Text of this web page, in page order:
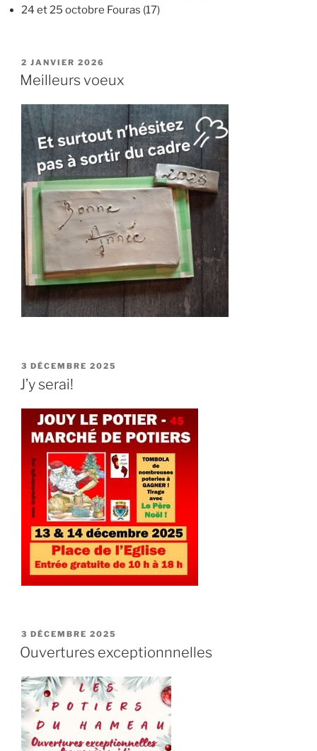
24 et 25 octobre Fouras (17)
PUBLIÉ
LE
2 JANVIER 2026
Meilleurs voeux
PUBLIÉ
LE
3 DÉCEMBRE 2025
J’y serai!
PUBLIÉ
LE
3 DÉCEMBRE 2025
Ouvertures exceptionnnelles